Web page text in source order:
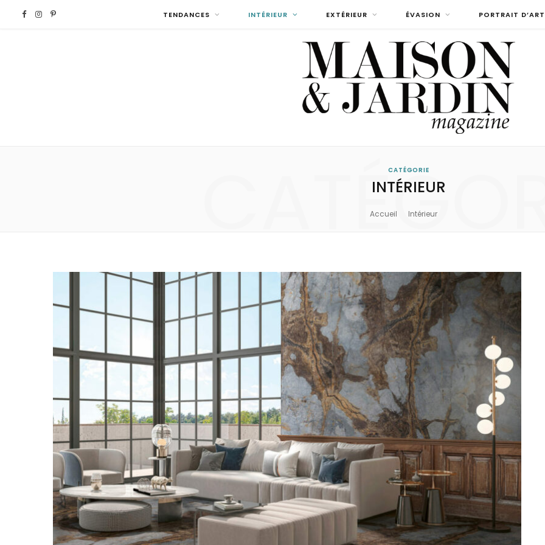
F I P TENDANCES INTÉRIEUR EXTÉRIEUR ÉVASION PORTRAIT
CATÉGORIE
INTÉRIEUR
Accueil Intérieur